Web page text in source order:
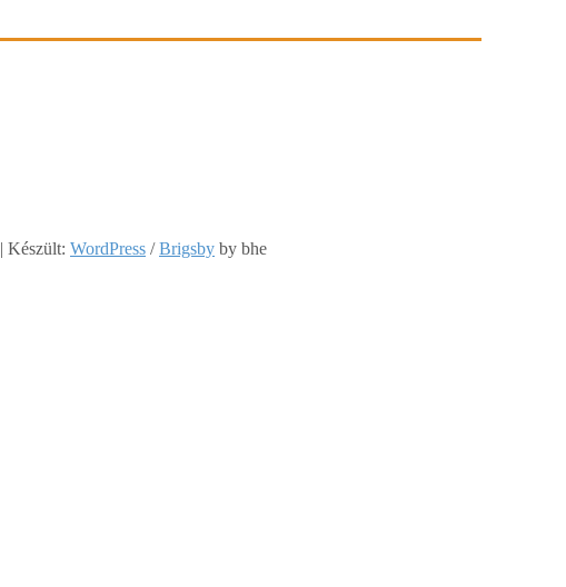
| Készült: WordPress /Brigsby by bhe